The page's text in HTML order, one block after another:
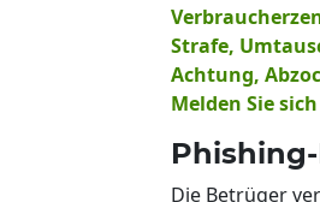
Strafe,
Achtung,
Melden Sie
Die Betrüger